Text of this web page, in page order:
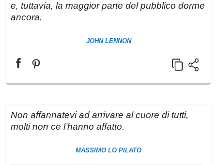
e, tuttavia, la maggior parte del pubblico dorme
ancora.
JOHN LENNON
Non affannatevi ad arrivare al cuore di tutti,
molti non ce l’hanno affatto.
MASSIMO LO PILATO